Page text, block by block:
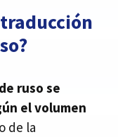
ruso se
el volumen
de la